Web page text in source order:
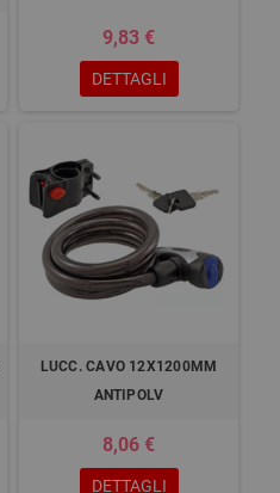
9,83 €
DETTAGLI
LUCC. CAVO 12X1200MM
ANTIPOLV
8,06 €
DETTAGLI